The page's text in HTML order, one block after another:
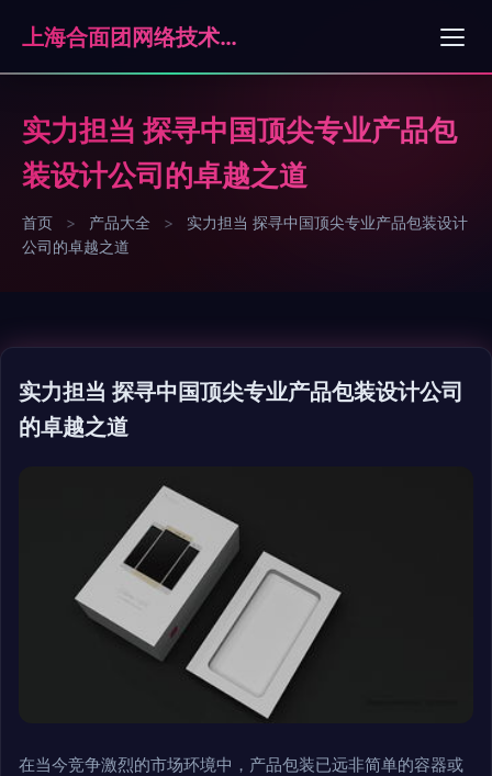
上海合面团网络技术有限公司
实力担当 探寻中国顶尖专业产品包
装设计公司的卓越之道
首页 > 产品大全 >
实力担当 探寻中国顶尖专业产品包装设计
公司的卓越之道
实力担当 探寻中国顶尖专业产品包装设计公司
的卓越之道
在当今竞争激烈的市场环境中，产品包装已远非简单的容器或